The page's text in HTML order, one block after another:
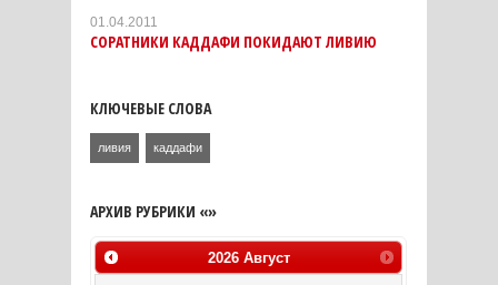
01.04.2011
СОРАТНИКИ КАДДАФИ ПОКИДАЮТ ЛИВИЮ
КЛЮЧЕВЫЕ СЛОВА
ливия каддафи
АРХИВ РУБРИКИ «»
2026 Август